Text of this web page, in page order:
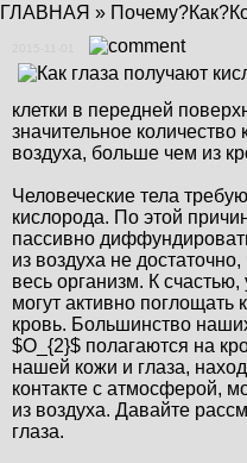
ГЛАВНАЯ »
клетки в передней
значительное
воздуха, больше чем из
Человеческие тела
кислорода. По этой
пассивно
из воздуха не
весь организм. К счастью,
могут активно поглощать
кровь. Большинство
$O_{2}$ полагаются на
нашей кожи и глаза,
контакте с атмосферой,
из воздуха. Давайте
глаза.